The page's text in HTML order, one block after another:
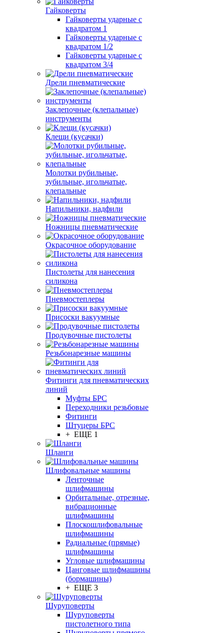
Гайковерты
Гайковерты ударные с
квадратом 1
Гайковерты ударные с
квадратом 1/2
Гайковерты ударные с
квадратом 3/4
Дрели пневматические
Заклепочные (клепальные)
инструменты
Клещи (кусачки)
Молотки рубильные,
зубильные, игольчатые,
клепальные
Напильники, надфили
Ножницы пневматические
Окрасочное оборудование
Пистолеты для нанесения
силикона
Пневмостеплеры
Присоски вакуумные
Продувочные пистолеты
Резьбонарезные машины
Фитинги для пневматических
линий
Муфты БРС
Переходники резьбовые
Фитинги
Штуцеры БРС
+ ЕЩЕ 1
Шланги
Шлифовальные машины
Ленточные
шлифмашины
Орбитальные, отрезные,
вибрационные
шлифмашины
Плоскошлифовальные
шлифмашины
Радиальные (прямые)
шлифмашины
Угловые шлифмашины
Цанговые шлифмашины
(бормашины)
+ ЕЩЕ 3
Шуруповерты
Шуруповерты
пистолетного типа